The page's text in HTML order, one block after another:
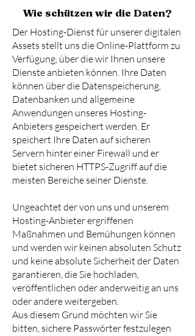
Wie schützen wir die Daten?
Der Hosting-Dienst für unserer digitalen
Assets stellt uns die Online-Plattform zu
Verfügung, über die wir Ihnen unsere
Dienste anbieten können. Ihre Daten
können über die Datenspeicherung,
Datenbanken und allgemeine
Anwendungen unseres Hosting-
Anbieters gespeichert werden. Er
speichert Ihre Daten auf sicheren
Servern hinter einer Firewall und er
bietet sicheren HTTPS-Zugriff auf die
meisten Bereiche seiner Dienste.
Ungeachtet der von uns und unserem
Hosting-Anbieter ergriffenen
Maßnahmen und Bemühungen können
und werden wir keinen absoluten Schutz
und keine absolute Sicherheit der Daten
garantieren, die Sie hochladen,
veröffentlichen oder anderweitig an uns
oder andere weitergeben.
Aus diesem Grund möchten wir Sie
bitten, sichere Passwörter festzulegen